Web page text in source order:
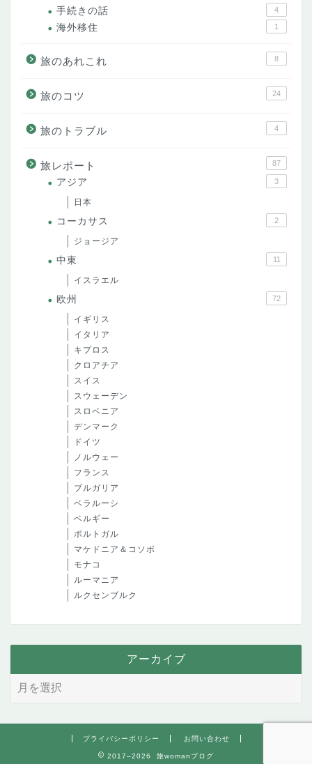
手続きの話 4
海外移住 1
旅のあれこれ 8
旅のコツ 24
旅のトラブル 4
旅レポート 87
アジア 3
日本
コーカサス 2
ジョージア
中東 11
イスラエル
欧州 72
イギリス
イタリア
キプロス
クロアチア
スイス
スウェーデン
スロベニア
デンマーク
ドイツ
ノルウェー
フランス
ブルガリア
ベラルーシ
ベルギー
ポルトガル
マケドニア＆コソボ
モナコ
ルーマニア
ルクセンブルク
アーカイブ
プライバシーポリシー お問い合わせ
2017–2026 旅womanブログ